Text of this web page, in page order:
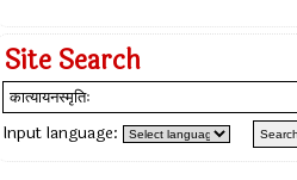
Site Search
Input language: